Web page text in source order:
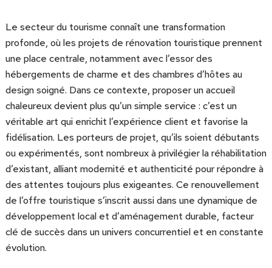
Le secteur du tourisme connaît une transformation
profonde, où les projets de rénovation touristique prennent
une place centrale, notamment avec l’essor des
hébergements de charme et des chambres d’hôtes au
design soigné. Dans ce contexte, proposer un accueil
chaleureux devient plus qu’un simple service : c’est un
véritable art qui enrichit l’expérience client et favorise la
fidélisation. Les porteurs de projet, qu’ils soient débutants
ou expérimentés, sont nombreux à privilégier la réhabilitation
d’existant, alliant modernité et authenticité pour répondre à
des attentes toujours plus exigeantes. Ce renouvellement
de l’offre touristique s’inscrit aussi dans une dynamique de
développement local et d’aménagement durable, facteur
clé de succès dans un univers concurrentiel et en constante
évolution.